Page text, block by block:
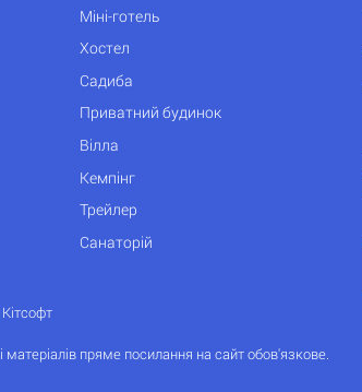
Міні-готель
Хостел
Садиба
Приватний будинок
Вілла
Кемпінг
Трейлер
Санаторій
пряме посилання на сайт обов'язкове.